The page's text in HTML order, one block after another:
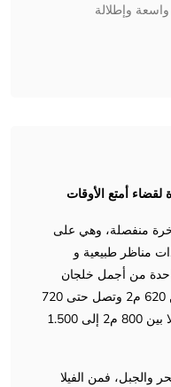
وإطلالة
أمتع الأوقات
الجديد من 16 فيلا فاخرة منفصلة، وهي على
مناظر طبيعية و
من أجمل خلجان
بودروم، أما عن أنماط الفلل فتبدأ من 620 م2 وتصل حتى 720
م2، كما تتراوح مساحات أرض كل فيلا بين 800 م2 إلى 1.500
والجبل، فمن الفيلا